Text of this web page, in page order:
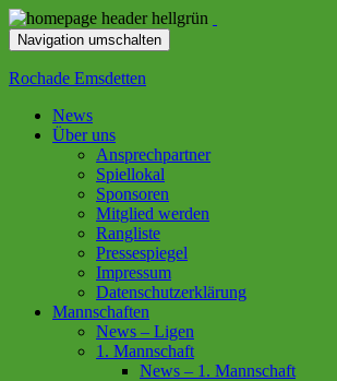
Navigation umschalten
Rochade Emsdetten
News
Über uns
Ansprechpartner
Spiellokal
Sponsoren
Mitglied werden
Rangliste
Pressespiegel
Impressum
Datenschutzerklärung
Mannschaften
News – Ligen
1. Mannschaft
News – 1. Mannschaft